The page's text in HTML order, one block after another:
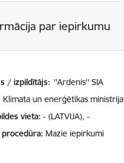
par iepirkumu
/ izpildītājs: ''Ardenis'' SIA
Klimata un enerģētikas ministrija
vieta - (LATVIJA), -
Mazie iepirkumi